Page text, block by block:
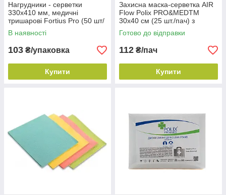
Нагрудники - серветки
330х410 мм, медичні
тришарові Fortius Pro (50 шт/
пач), Жовті
В наявності
103 ₴/упаковка
Купити
Захисна маска-серветка AIR
Flow Polix PRO&MEDTM
30х40 см (25 шт./пач) з
ламінованого спобонд,
блакитний
Готово до відправки
112 ₴/пач
Купити